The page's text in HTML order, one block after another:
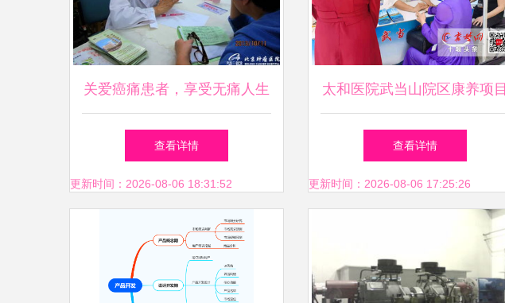
关爱癌痛患者，享受无痛人生
——健康咨询活动助力生命尊
严
查看详情
更新时间：2026-08-06 18:31:52
太和医院武当山院区康养项目
推介组走进上海大世界，智慧
医疗与软件开发共绘健康新蓝
查看详情
更新时间：2026-08-06 17:25:26